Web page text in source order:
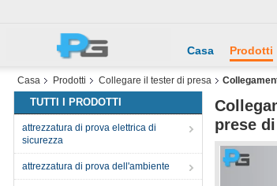
Casa Prodotti
Casa Prodotti Collegare il tester di presa
TUTTI I PRODOTTI
attrezzatura di prova elettrica di
sicurezza
attrezzatura di prova dell'ambiente
prese